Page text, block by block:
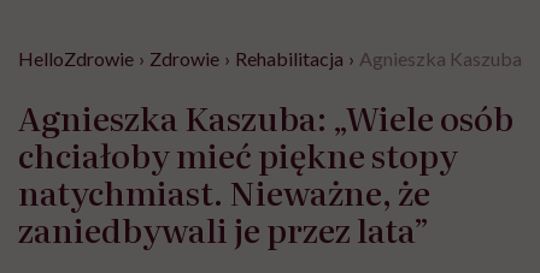
HelloZdrowie › Zdrowie › Rehabilitacja › Agnieszka Kaszuba:
Agnieszka Kaszuba: „Wiele osób
chciałoby mieć piękne stopy
natychmiast. Nieważne, że
zaniedbywali je przez lata”